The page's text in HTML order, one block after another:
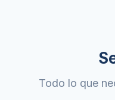
Todo lo que